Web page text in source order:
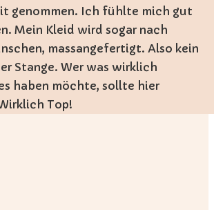
genommen. Ich fühlte mich gut
Mein Kleid wird sogar nach
massangefertigt. Also kein
Stange. Wer was wirklich
haben möchte, sollte hier
Top!